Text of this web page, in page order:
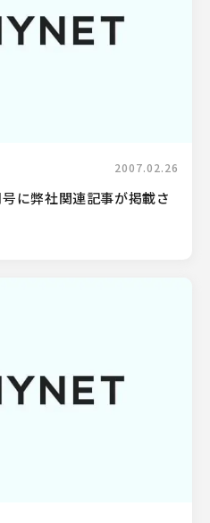
2007.02.26
に弊社関連記事が掲載さ